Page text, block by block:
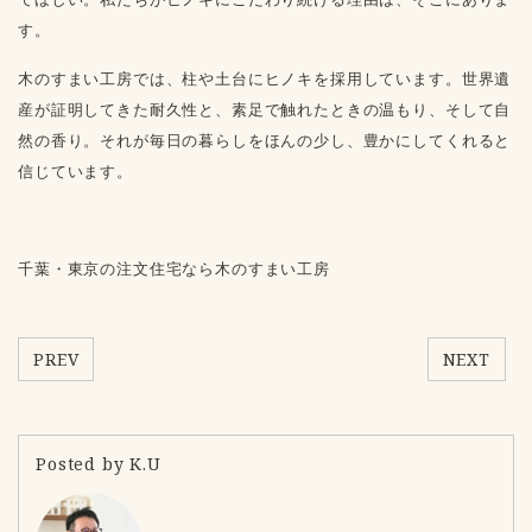
す。
木のすまい工房では、柱や土台にヒノキを採用しています。世界遺
産が証明してきた耐久性と、素足で触れたときの温もり、そして自
然の香り。それが毎日の暮らしをほんの少し、豊かにしてくれると
信じています。
千葉・東京の注文住宅なら木のすまい工房
PREV NEXT
Posted by K.U